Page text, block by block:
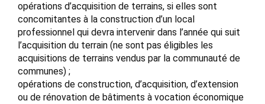
opérations d’acquisition de terrains, si elles sont
concomitantes à la construction d’un local
professionnel qui devra intervenir dans l’année qui suit
l’acquisition du terrain (ne sont pas éligibles les
acquisitions de terrains vendus par la communauté de
communes) ;
opérations de construction, d’acquisition, d’extension
ou de rénovation de bâtiments à vocation économique